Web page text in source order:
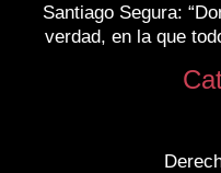
Santiago Segura:
verdad, en la que